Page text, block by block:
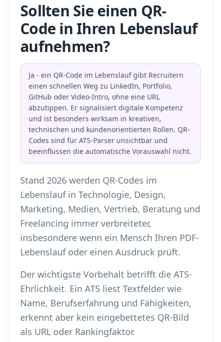
Sollten Sie einen QR-
Code in Ihren Lebenslauf
aufnehmen?
Ja - ein QR-Code im Lebenslauf gibt Recruitern
einen schnellen Weg zu LinkedIn, Portfolio,
GitHub oder Video-Intro, ohne eine URL
abzutippen. Er signalisiert digitale Kompetenz
und ist besonders wirksam in kreativen,
technischen und kundenorientierten Rollen. QR-
Codes sind für ATS-Parser unsichtbar und
beeinflussen die automatische Vorauswahl nicht.
Stand 2026 werden QR-Codes im
Lebenslauf in Technologie, Design,
Marketing, Medien, Vertrieb, Beratung und
Freelancing immer verbreiteter,
insbesondere wenn ein Mensch Ihren PDF-
Lebenslauf oder einen Ausdruck prüft.
Der wichtigste Vorbehalt betrifft die ATS-
Ehrlichkeit. Ein ATS liest Textfelder wie
Name, Berufserfahrung und Fähigkeiten,
erkennt aber kein eingebettetes QR-Bild
als URL oder Rankingfaktor.